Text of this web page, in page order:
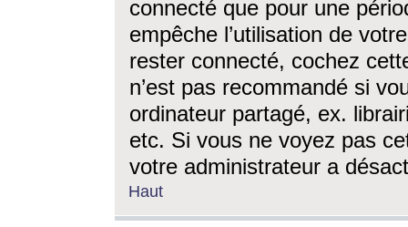
connecté que pour une
empêche l’utilisation de
rester connecté, cochez
n’est pas recommandé si
ordinateur partagé, ex.
etc. Si vous ne voyez pas
votre administrateur a
Haut